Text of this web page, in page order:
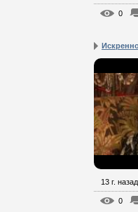
0
13 г. назад
0